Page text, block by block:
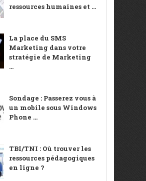
ressources humaines et ...
La place du SMS
Marketing dans votre
stratégie de Marketing
...
Sondage : Passerez vous à
un mobile sous Windows
Phone ...
TBI/TNI : Où trouver les
ressources pédagogiques
en ligne ?